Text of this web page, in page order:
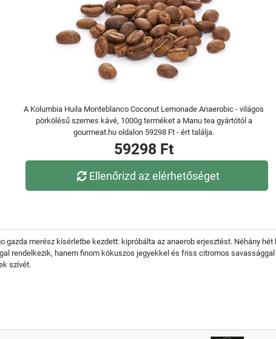
A Kolumbia Huila Monteblanco Coconut Lemonade Anaerobic - világos
pörkölésű szemes kávé, 1000g terméket a Manu tea gyártótól a
gourmeat.hu oldalon 59298 Ft - ért találja.
59298 Ft
Ellenőrizd az elérhetőséget
gazda merész kísérletbe kezdett: kipróbálta az anaerob erjesztést. Néhány
rendelkezik, hanem finom kókuszos jegyekkel és friss citromos
szívét.